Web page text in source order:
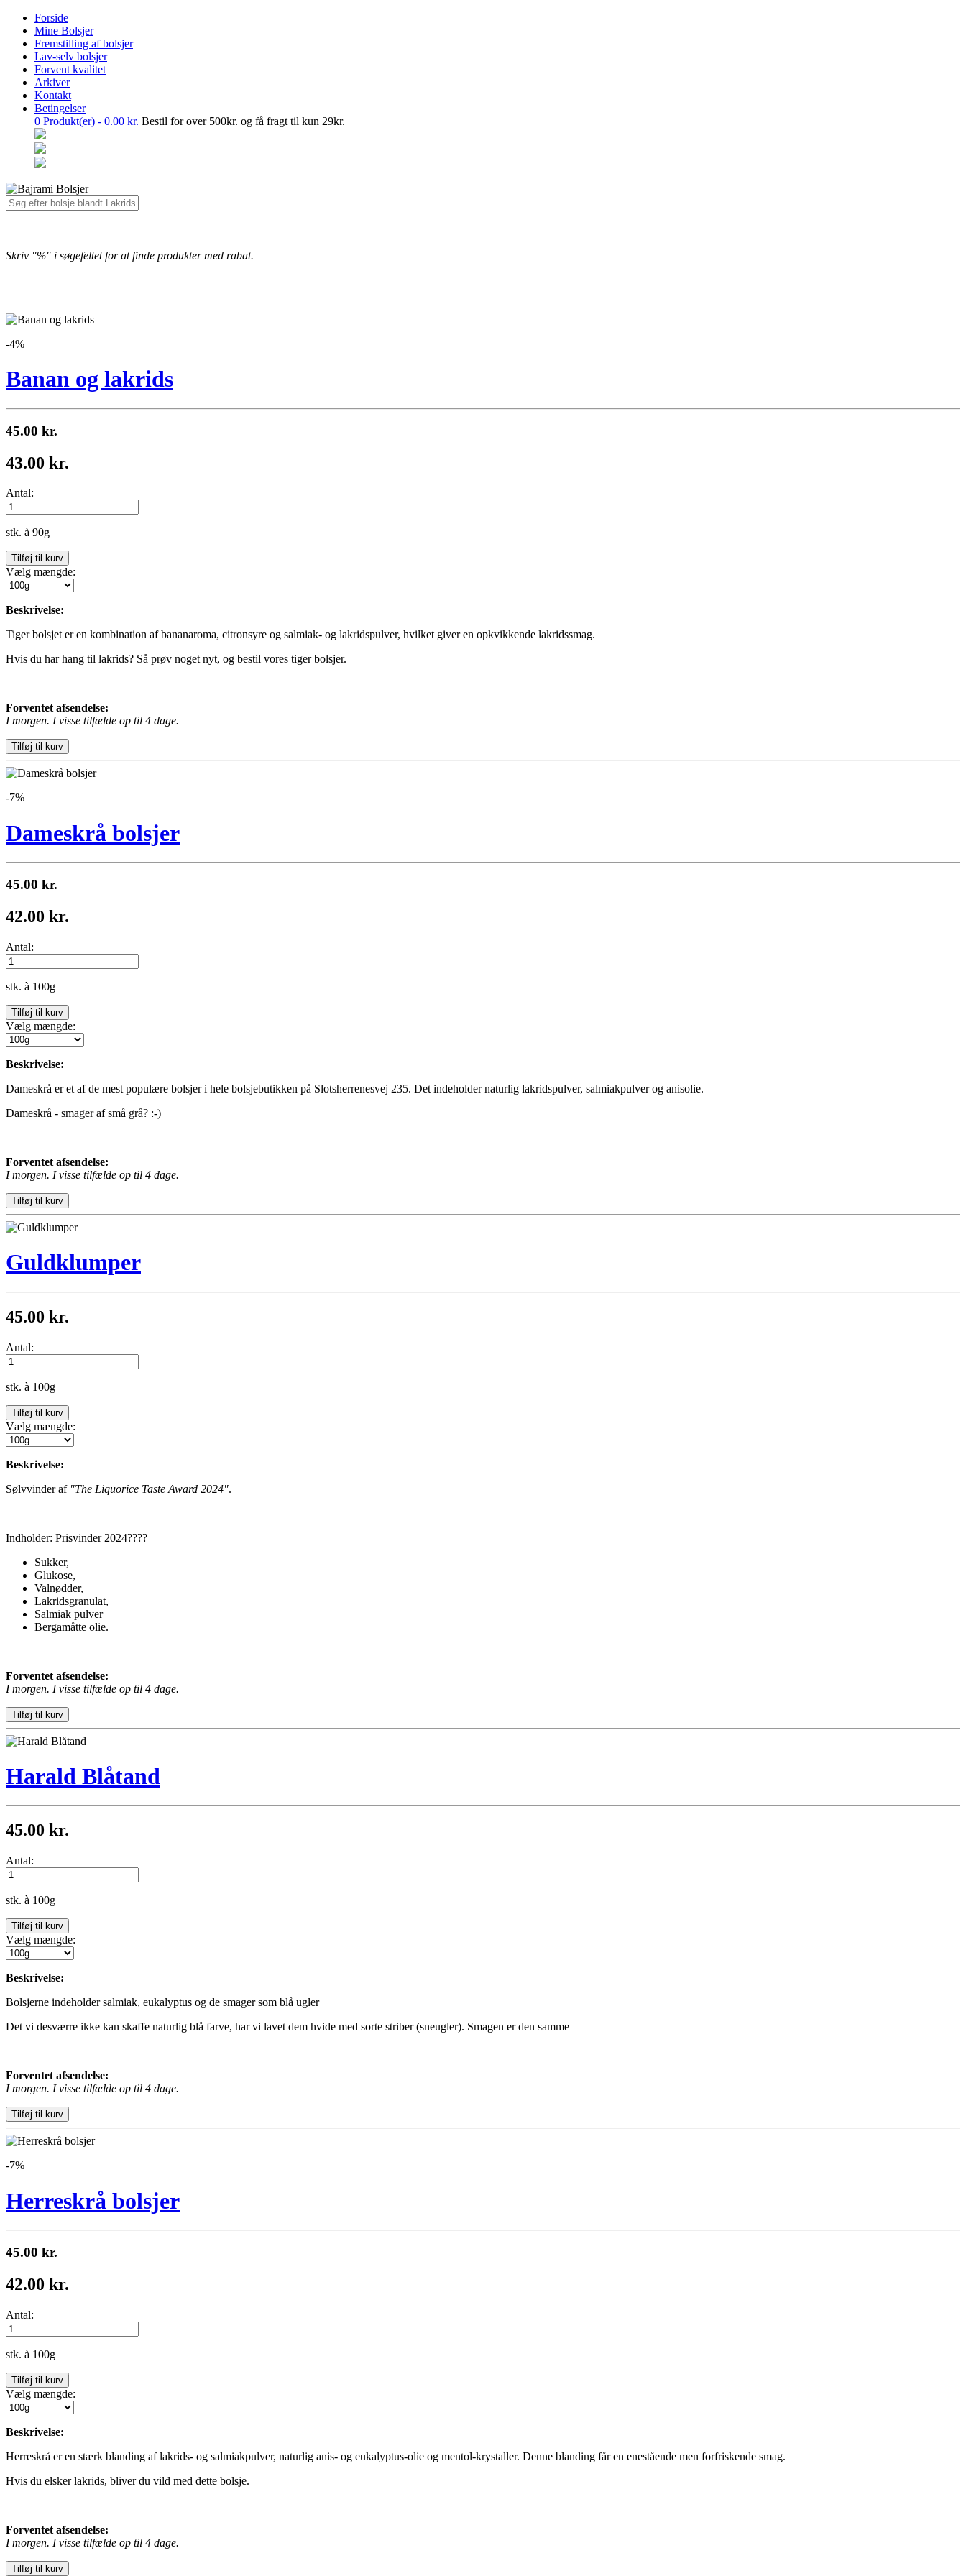
Forside
Mine Bolsjer
Fremstilling af bolsjer
Lav-selv bolsjer
Forvent kvalitet
Arkiver
Kontakt
Betingelser
0 Produkt(er) - 0.00 kr. Bestil for over 500kr. og få fragt til kun 29kr.
Skriv "%" i søgefeltet for at finde produkter med rabat.
-4%
Banan og lakrids
45.00 kr.
43.00 kr.
Antal:
stk. à 90g
Vælg mængde:
Beskrivelse:
Tiger bolsjet er en kombination af bananaroma, citronsyre og salmiak- og lakridspulver, hvilket giver en opkvikkende lakridssmag.
Hvis du har hang til lakrids? Så prøv noget nyt, og bestil vores tiger bolsjer.
Forventet afsendelse:
I morgen. I visse tilfælde op til 4 dage.
-7%
Dameskrå bolsjer
45.00 kr.
42.00 kr.
Antal:
stk. à 100g
Vælg mængde:
Beskrivelse:
Dameskrå er et af de mest populære bolsjer i hele bolsjebutikken på Slotsherrenesvej 235. Det indeholder naturlig lakridspulver, salmiakpulver og anisolie.
Dameskrå - smager af små grå? :-)
Forventet afsendelse:
I morgen. I visse tilfælde op til 4 dage.
Guldklumper
45.00 kr.
Antal:
stk. à 100g
Vælg mængde:
Beskrivelse:
Sølvvinder af "The Liquorice Taste Award 2024".
Indholder: Prisvinder 2024????
Sukker,
Glukose,
Valnødder,
Lakridsgranulat,
Salmiak pulver
Bergamåtte olie.
Forventet afsendelse:
I morgen. I visse tilfælde op til 4 dage.
Harald Blåtand
45.00 kr.
Antal:
stk. à 100g
Vælg mængde:
Beskrivelse:
Bolsjerne indeholder salmiak, eukalyptus og de smager som blå ugler
Det vi desværre ikke kan skaffe naturlig blå farve, har vi lavet dem hvide med sorte striber (sneugler). Smagen er den samme
Forventet afsendelse:
I morgen. I visse tilfælde op til 4 dage.
-7%
Herreskrå bolsjer
45.00 kr.
42.00 kr.
Antal:
stk. à 100g
Vælg mængde:
Beskrivelse:
Herreskrå er en stærk blanding af lakrids- og salmiakpulver, naturlig anis- og eukalyptus-olie og mentol-krystaller. Denne blanding får en enestående men forfriskende smag.
Hvis du elsker lakrids, bliver du vild med dette bolsje.
Forventet afsendelse:
I morgen. I visse tilfælde op til 4 dage.